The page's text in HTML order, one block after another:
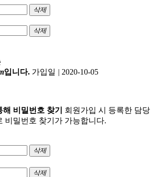
삭제
삭제
입니다. 가입일 | 2020-10-05
해 비밀번호 찾기
회원가입 시 등록한 담당
비밀번호 찾기가 가능합니다.
삭제
삭제